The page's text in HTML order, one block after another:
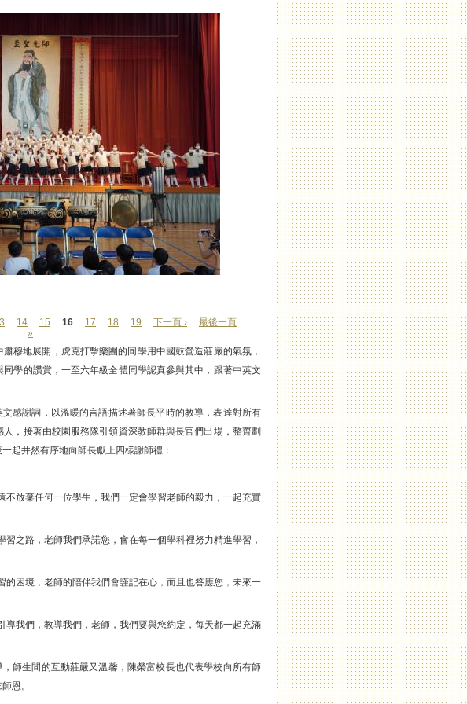
14 15 16 17 18 19 下一頁 ›
最後一頁
»
穆地展開，虎克打擊樂團的同學用中國鼓營造莊嚴的氣氛，
學的讚賞，一至六年級全體同學認真參與其中，跟著中英文
感謝詞，以溫暖的言語描述著師長平時的教導，表達對所有
，接著由校園服務隊引領資深教師群與長官們出場，整齊劃
起井然有序地向師長獻上四樣謝師禮：
放棄任何一位學生，我們一定會學習老師的毅力，一起充實
之路，老師我們承諾您，會在每一個學科裡努力精進學習，
困境，老師的陪伴我們會謹記在心，而且也答應您，未來一
我們，教導我們，老師，我們要與您約定，每天都一起充滿
師生間的互動莊嚴又溫馨，陳榮富校長也代表學校向所有師
恩。